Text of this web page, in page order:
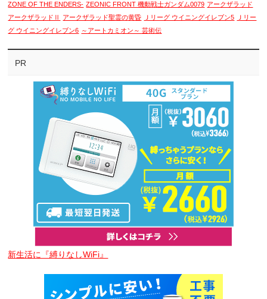
ZONE OF THE ENDERS- ZEONIC FRONT 機動戦士ガンダム0079 アークザラッド
アークザラッドⅡ
アークザラッド聖霊の黄昏 Ｊリーグ ウイニングイレブン5
Ｊリー
グ ウイニングイレブン6 ～アートカミオン～ 芸術伝
PR
新生活に『縛りなしWiFi』